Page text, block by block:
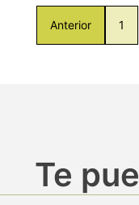
Anterior 1
Te